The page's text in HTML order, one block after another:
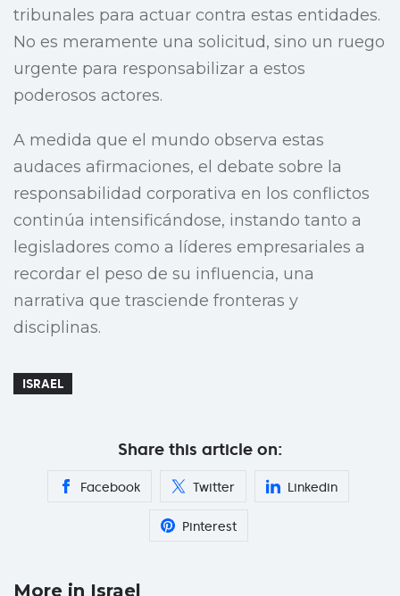
tribunales para actuar contra estas entidades.
No es meramente una solicitud, sino un ruego
urgente para responsabilizar a estos
poderosos actores.
A medida que el mundo observa estas
audaces afirmaciones, el debate sobre la
responsabilidad corporativa en los conflictos
continúa intensificándose, instando tanto a
legisladores como a líderes empresariales a
recordar el peso de su influencia, una
narrativa que trasciende fronteras y
disciplinas.
ISRAEL
Share this article on:
Facebook Twitter Linkedin
Pinterest
More in Israel